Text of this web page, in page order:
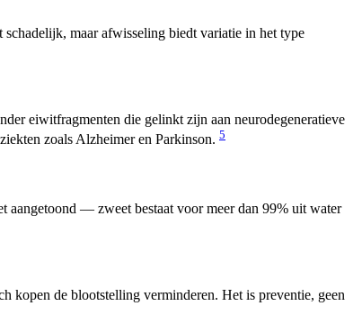
maar afwisseling biedt variatie in het type
eiwitfragmenten die gelinkt zijn aan neurodegeneratieve
zoals Alzheimer en Parkinson. 5
aangetoond — zweet bestaat voor meer dan 99% uit water
kopen de blootstelling verminderen. Het is preventie, geen